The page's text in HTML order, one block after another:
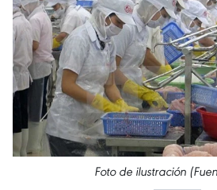
Foto de ilustración